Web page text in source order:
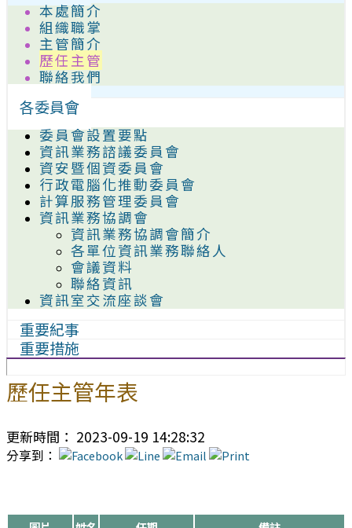
本處簡介
組織職掌
主管簡介
歷任主管
聯絡我們
各委員會
委員會設置要點
資訊業務諮議委員會
資安暨個資委員會
行政電腦化推動委員會
計算服務管理委員會
資訊業務協調會
資訊業務協調會簡介
各單位資訊業務聯絡人
會議資料
聯絡資訊
資訊室交流座談會
重要紀事
重要措施
歷任主管年表
更新時間： 2023-09-19 14:28:32
分享到：